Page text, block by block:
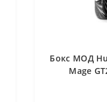
Бокс МОД
Mage